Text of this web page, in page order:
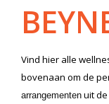
Vind hier alle
bovenaan om de
arrangementen uit